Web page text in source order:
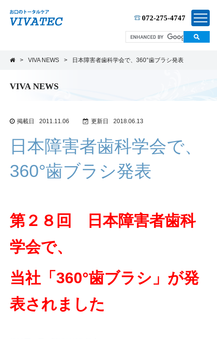
TEL:
072-275-4747
> VIVA NEWS > 日本障害者歯科学会で、360°歯ブラシ発表
VIVA NEWS
掲載日 2011.11.06 更新日 2018.06.13
日本障害者歯科学会で、
360°歯ブラシ発表
第２８回 日本障害者歯科
学会で、
当社「360°歯ブラシ」が発
表されました